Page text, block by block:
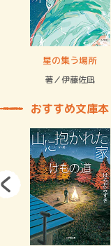
星の集う場所
著／伊藤佐凪
おすすめ文庫本